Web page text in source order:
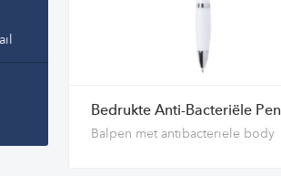
Bedrukte Anti-Bacteriële Pen
Balpen met antibacteriele body